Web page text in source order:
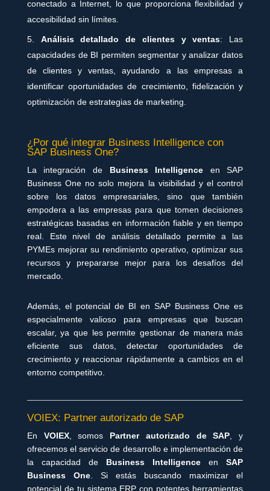
conectado a Internet, lo que proporciona flexibilidad y
accesibilidad sin límites.
Análisis detallado de clientes y ventas: Las
capacidades de BI permiten segmentar y analizar datos
de clientes y ventas, ayudando a las empresas a
identificar oportunidades de crecimiento, fidelización y
optimización de estrategias de marketing.
¿Por qué integrar Business Intelligence con
SAP Business One?
La integración de Business Intelligence en SAP
Business One no solo mejora la visibilidad y el control
sobre los datos empresariales, sino que también
empodera a las empresas para que tomen decisiones
estratégicas basadas en información fiable y en tiempo
real. Este nivel de análisis detallado permite a las
PYMEs mejorar su rendimiento operativo, optimizar sus
recursos y prepararse mejor para los desafíos del
mercado.
Además, el potencial de BI en SAP Business One es
especialmente valioso para empresas que buscan
escalar, ya que les permite gestionar de manera más
eficiente sus datos, detectar oportunidades de
crecimiento y reaccionar rápidamente a cambios en el
entorno competitivo.
VOIEX: Partner autorizado de SAP
En VOIEX, somos Partner autorizado de SAP , y
ofrecemos el servicio de desarrollo e implementación de
la capacidad de Business Intelligence enSAP
Business One. Si estás buscando maximizar el
potencial de tu sistema ERP con potentes herramientas